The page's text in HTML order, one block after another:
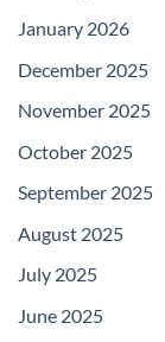
January 2026
December 2025
November 2025
October 2025
September 2025
August 2025
July 2025
June 2025